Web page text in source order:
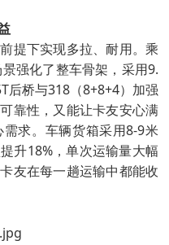
提下实现多拉、耐用。乘
强化了整车骨架，采用9.
后桥与318（8+8+4）加强
靠性，又能让卡友安心满
求。车辆货箱采用8-9米
升18%，单次运输量大幅
友在每一趟运输中都能收